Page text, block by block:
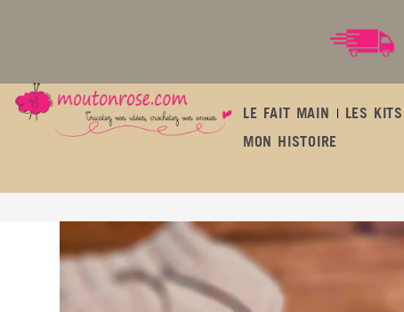
LE FAIT MAIN LES KITS
MON HISTOIRE